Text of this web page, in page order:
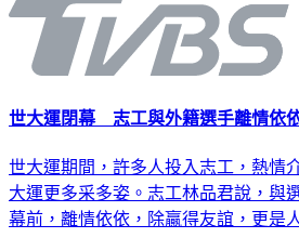
世大運閉幕 志工與外籍選手離情依
世大運期間，許多人投入志工，熱情
大運更多采多姿。志工林品君說，與
幕前，離情依依，除贏得友誼，更是